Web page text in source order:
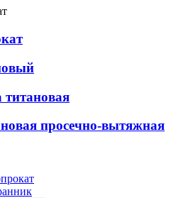
просечно-вытяжная